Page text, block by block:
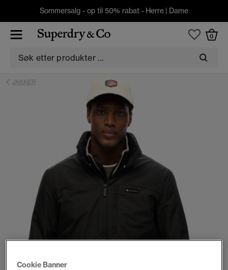
Sommersalg - op til 50% rabat - Herre | Dame
0
JAKKER
Cookie Banner